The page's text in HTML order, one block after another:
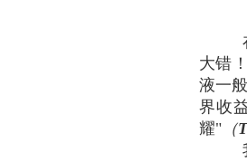
大错
液一
界收
耀" （